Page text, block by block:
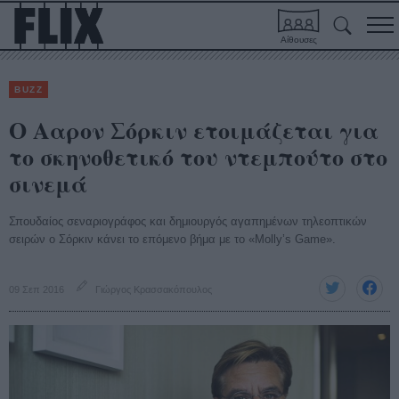
Αίθουσες
BUZZ
O Ααρον Σόρκιν ετοιμάζεται για
το σκηνοθετικό του ντεμπούτο στο
σινεμά
Σπουδαίος σεναριογράφος και δημιουργός αγαπημένων τηλεοπτικών
σειρών ο Σόρκιν κάνει το επόμενο βήμα με το «Molly’s Game».
09 Σεπ 2016 Γιώργος Κρασσακόπουλος